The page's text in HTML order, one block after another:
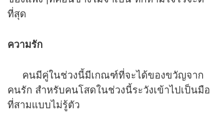
ที่สุด
ความรัก
คนมีคู่ในช่วงนี้มีเกณฑ์ที่จะได้ของขวัญจาก
คนรัก สำหรับคนโสดในช่วงนี้ระวังเข้าไปเป็นมือ
ที่สามแบบไม่รู้ตัว